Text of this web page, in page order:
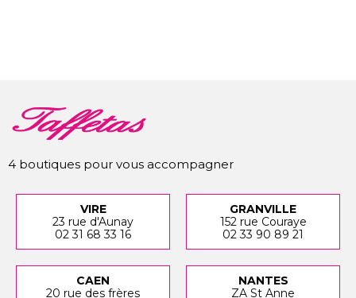
4 boutiques pour vous accompagner
VIRE
23 rue d'Aunay
02 31 68 33 16
GRANVILLE
152 rue Couraye
02 33 90 89 21
CAEN
20 rue des frères
NANTES
ZA St Anne